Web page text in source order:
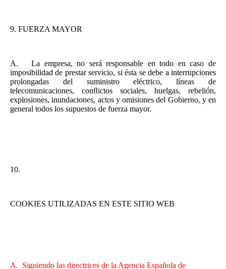
9. FUERZA MAYOR
A.
La empresa, no será responsable en todo en caso de
imposibilidad de prestar servicio, si ésta se debe a interrupciones
prolongadas del suministro eléctrico, líneas de
telecomunicaciones, conﬂictos sociales, huelgas, rebelión,
explosiones, inundaciones, actos y omisiones del Gobierno, y en
general todos los supuestos de fuerza mayor.
10.
COOKIES UTILIZADAS EN ESTE SITIO WEB
A. Siguiendo las directrices de la Agencia Española de